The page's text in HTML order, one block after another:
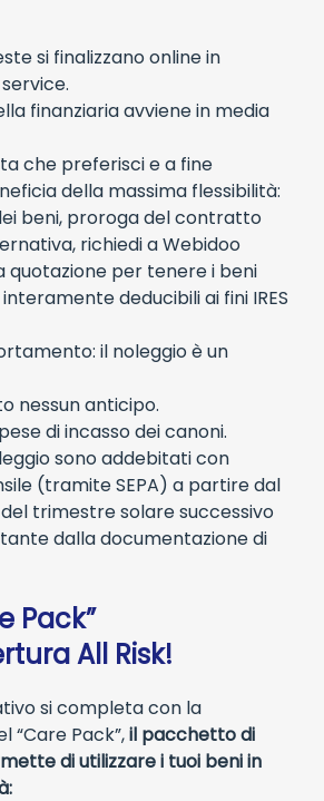
si finalizzano online in
finanziaria avviene in media
che preferisci e a fine
della massima flessibilità:
beni, proroga del contratto
richiedi a Webidoo
quotazione per tenere i beni
deducibili ai fini IRES
il noleggio è un
nessun anticipo.
di incasso dei canoni.
sono addebitati con
(tramite SEPA) a partire dal
trimestre solare successivo
dalla documentazione di
Pack”
All Risk!
si completa con la
“Care Pack”,il pacchetto di
di utilizzare i tuoi beni in